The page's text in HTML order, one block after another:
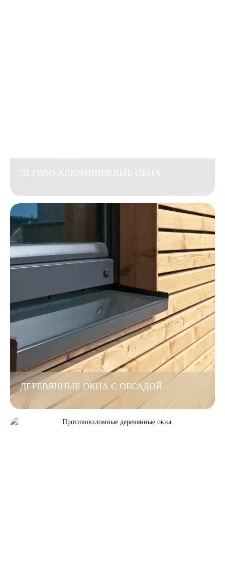
ДЕРЕВО-АЛЮМИНИЕВЫЕ ОКНА
ДЕРЕВЯННЫЕ ОКНА С ОБСАДОЙ